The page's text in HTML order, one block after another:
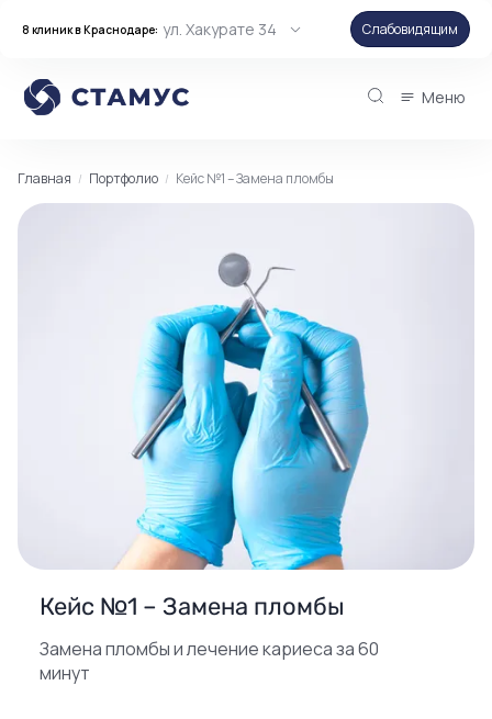
8 клиник в Краснодаре: ул. Хакурате 34 Слабовидящим
Меню
Главная Портфолио Кейс №1 – Замена пломбы
Кейс №1 – Замена пломбы
Замена пломбы и лечение кариеса за 60
минут